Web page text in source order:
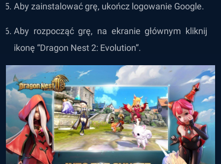
Aby zainstalować grę, ukończ logowanie Google.
Aby rozpocząć grę, na ekranie głównym kliknij
ikonę “Dragon Nest 2: Evolution”.